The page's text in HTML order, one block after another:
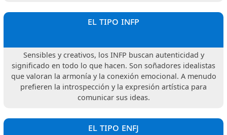
el tipo infp
Sensibles y creativos, los INFP buscan autenticidad y
significado en todo lo que hacen. Son soñadores idealistas
que valoran la armonía y la conexión emocional. A menudo
prefieren la introspección y la expresión artística para
comunicar sus ideas.
el tipo enfj